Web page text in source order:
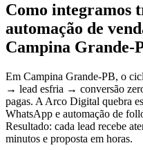
Como integramos
automação de
Campina Grande-
Em Campina Grande-PB, o
→ lead esfria → conversão
pagas. A Arco Digital quebra
WhatsApp e automação de
Resultado: cada lead recebe
minutos e proposta em horas.